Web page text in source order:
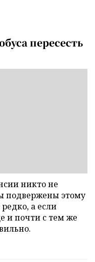
пересесть
никто не
подвержены этому
а если
и почти с тем же